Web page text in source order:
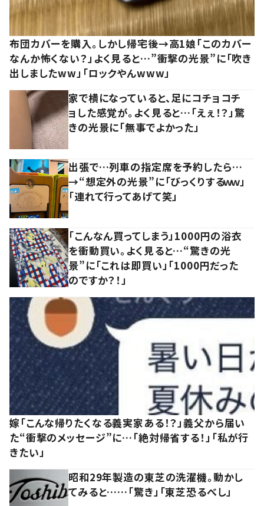
布団カバーを購入。しかし帰宅後→高1娘「このカバー
なんか怖くない？」よく見ると…”衝撃の光景”に「吹き
出しましたww」「ロックやんwww」
家で横になっていると、足にコチョコチ
ョした感覚が。よく見ると…「えぇ！？」驚
きの光景に「無事でよかった」
出張で…列車の指定席を予約したら…
→“想定外の光景”に「びっくりするｗｗ」
「連れて行ってあげて笑」
「こんなん買ってしまう」1000円の浴衣
を衝動買い。よく見ると…“驚きの光
景”に「これは即買い」「1000円だった
のですか？！」
嫁「こんな帰りたくなる義実家ある！？」義父から届い
た“衝撃のメッセージ”に…「絶対帰省する！」「私が行
きたい」
昭和29年製造の東芝の洗濯機。動かし
てみると……「驚き」「東芝恐るべし」